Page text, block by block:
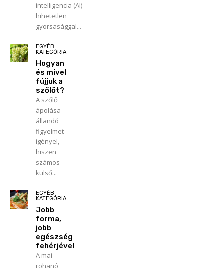
intelligencia (AI)
hihetetlen
gyorsasággal...
EGYÉB
KATEGÓRIA
Hogyan
és mivel
fújjuk a
szőlőt?
A szőlő
ápolása
állandó
figyelmet
igényel,
hiszen
számos
külső...
EGYÉB
KATEGÓRIA
Jobb
forma,
jobb
egészség
fehérjével
A mai
rohanó